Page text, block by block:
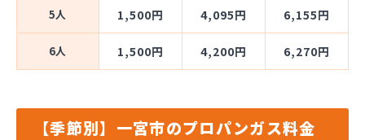
5人 1,500円 4,095円 6,155円
6人 1,500円 4,200円 6,270円
【季節別】一宮市のプロパンガス料金